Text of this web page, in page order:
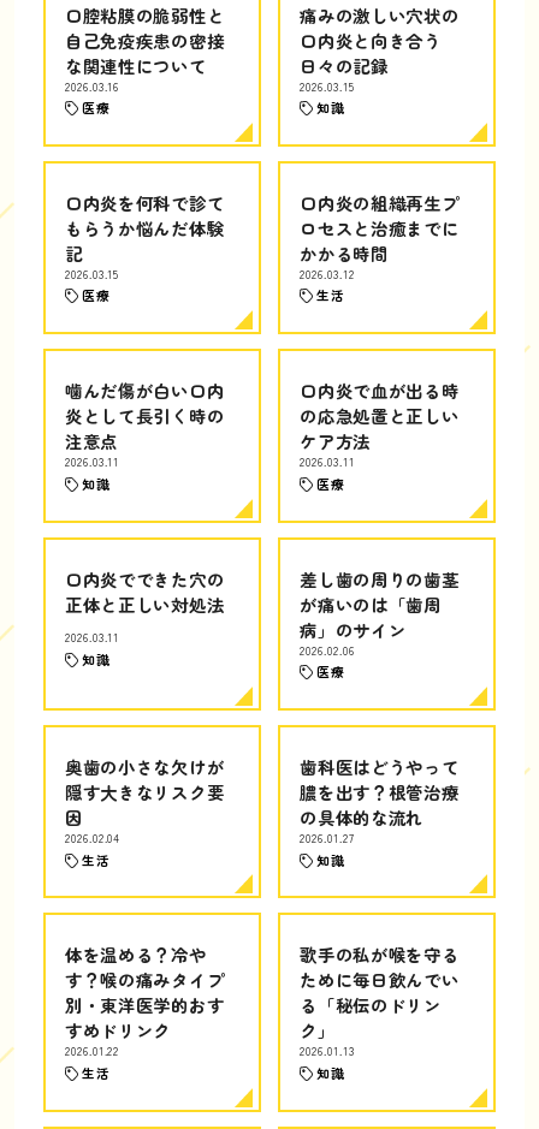
口腔粘膜の脆弱性と
自己免疫疾患の密接
な関連性について
2026.03.16
医療
痛みの激しい穴状の
口内炎と向き合う
日々の記録
2026.03.15
知識
口内炎を何科で診て
もらうか悩んだ体験
記
2026.03.15
医療
口内炎の組織再生プ
ロセスと治癒までに
かかる時間
2026.03.12
生活
噛んだ傷が白い口内
炎として長引く時の
注意点
2026.03.11
知識
口内炎で血が出る時
の応急処置と正しい
ケア方法
2026.03.11
医療
口内炎でできた穴の
正体と正しい対処法
2026.03.11
知識
差し歯の周りの歯茎
が痛いのは「歯周
病」のサイン
2026.02.06
医療
奥歯の小さな欠けが
隠す大きなリスク要
因
2026.02.04
生活
歯科医はどうやって
膿を出す？根管治療
の具体的な流れ
2026.01.27
知識
体を温める？冷や
す？喉の痛みタイプ
別・東洋医学的おす
すめドリンク
2026.01.22
生活
歌手の私が喉を守る
ために毎日飲んでい
る「秘伝のドリン
ク」
2026.01.13
知識